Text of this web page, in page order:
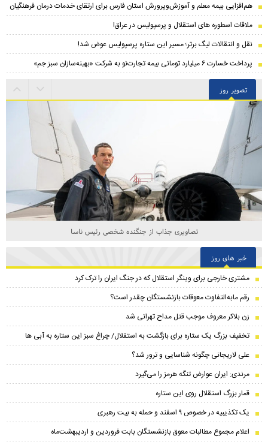
هم‌افزایی بیمه معلم و آموزش‌وپرورش استان فارس برای ارتقای خدمات درمان فرهنگیان
ملاقات اسطوره های استقلال و پرسپولیس در عراق!
نقل و انتقالات لیگ برتر؛ مسیر این ستاره پرسپولیس عوض شد!
پرداخت خسارت ۶ میلیارد تومانی بیمه تجارت‌نو به شرکت «بهینه‌سازان سبز جم»
تصویر روز
تصاویری جذاب از جنگنده شخصی رئیس ناسا
خبر های روز
مشتری خارجی برای وینگر استقلال که در جنگ ایران را ترک کرد
رقم مابه‌التفاوت معوقات بازنشستگان چقدر است؟
زن بلاکر معروف موجب قتل مداح تهرانی شد
تخفیف بزرگ یک ستاره برای بازگشت به استقلال/ چراغ سبز این ستاره به آبی ها
علی لاریجانی چگونه شناسایی و ترور شد؟
مرندی: ایران عوارض تنگه هرمز را می‌گیرد
قمار بزرگ استقلال روی این ستاره
یک تکذیبیه در خصوص ۹ اسفند و حمله به بیت رهبری
اعلام مجموع مطالبات معوق بازنشستگان بابت فروردین و اردیبهشت‌ماه